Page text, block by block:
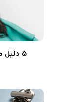
۵ دلیل مهم زنان برای استفاده از جواهرات